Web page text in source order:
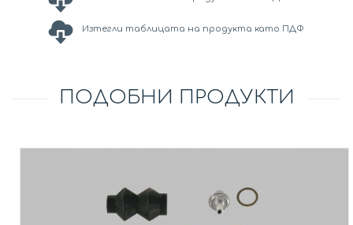
Изтегли таблицата на продукта като ПДФ
ПОДОБНИ ПРОДУКТИ